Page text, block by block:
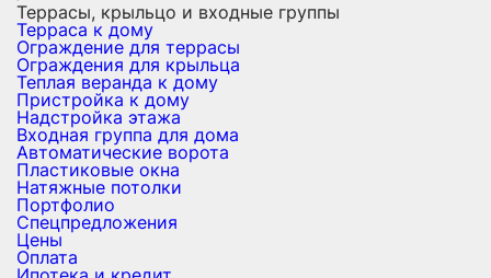
Террасы, крыльцо и входные группы
Терраса к дому
Ограждение для террасы
Ограждения для крыльца
Теплая веранда к дому
Пристройка к дому
Надстройка этажа
Входная группа для дома
Автоматические ворота
Пластиковые окна
Натяжные потолки
Портфолио
Спецпредложения
Цены
Оплата